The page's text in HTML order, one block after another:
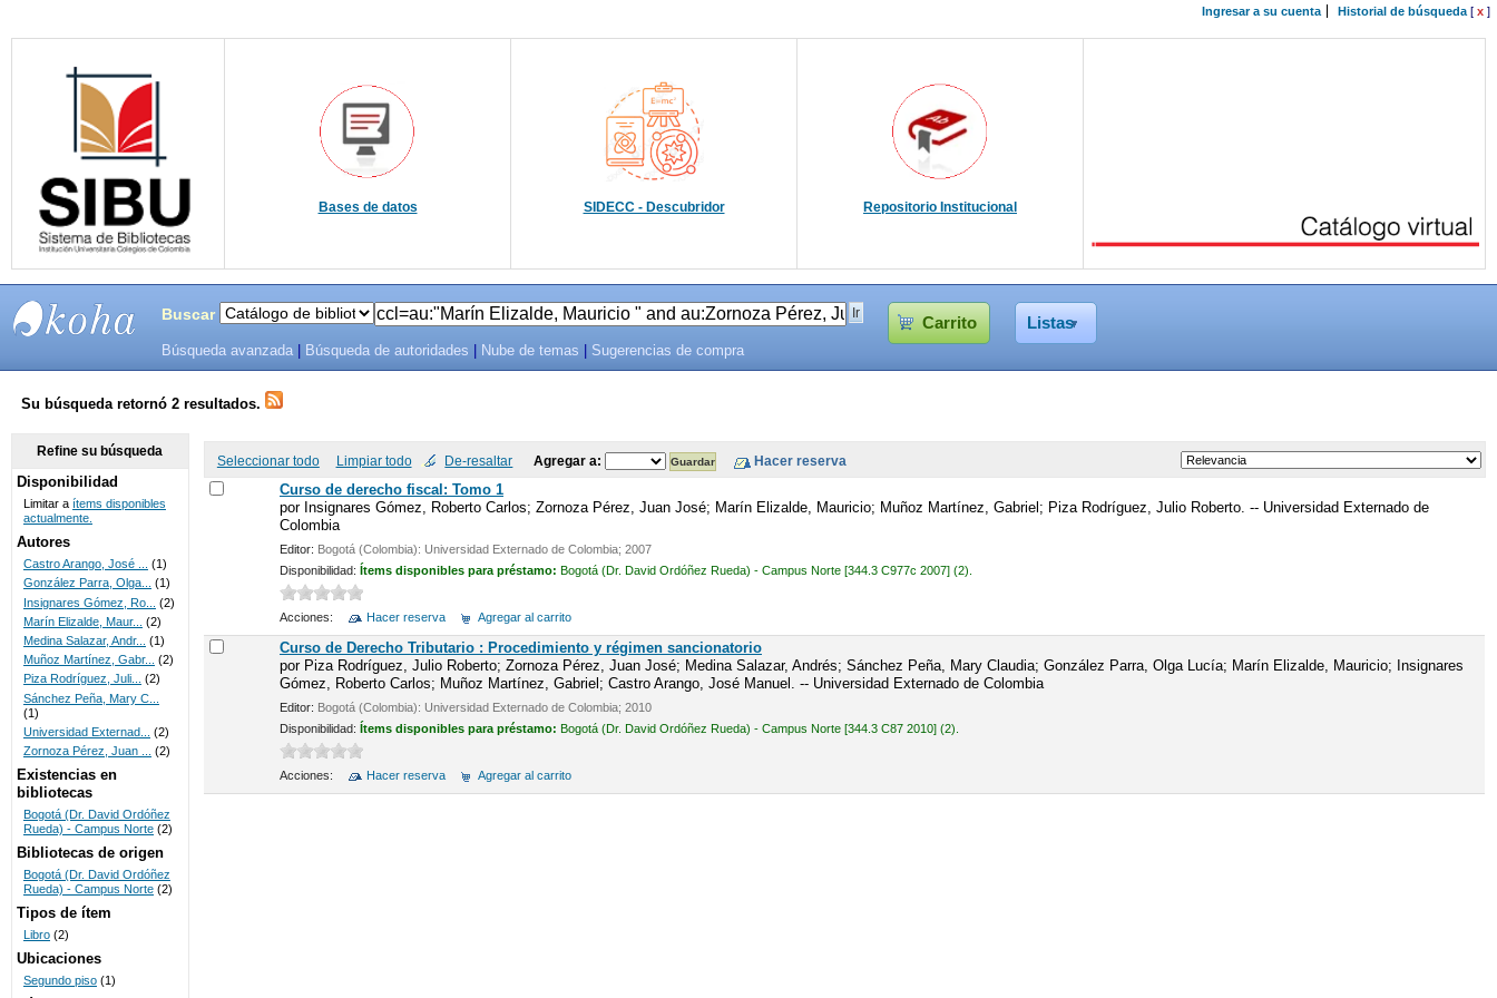
Ingresar a su cuenta Historial de búsqueda[ x ]
Bases de datos SIDECC - Descubridor Repositorio Institucional
SISTEMAS
DE
BIBLIOTECAS
UNICOC
Buscar Carrito Listas
Búsqueda avanzada Búsqueda de autoridades Nube de temas Sugerencias de compra
Su búsqueda retornó 2 resultados.
Seleccionar todo Limpiar todo De-resaltar Agregar a:
Curso de derecho fiscal: Tomo 1
por Insignares Gómez, Roberto Carlos; Zornoza Pérez, Juan José; Marín Elizalde, Mauricio; Muñoz Martínez, Gabriel; Piza Rodríguez, Julio Roberto. -- Universidad Externado de
Colombia
Editor: Bogotá (Colombia): Universidad Externado de Colombia; 2007
Disponibilidad: Ítems disponibles para préstamo: Bogotá (Dr. David Ordóñez Rueda) - Campus Norte [344.3 C977c 2007] (2).
Acciones: Hacer reserva Agregar al carrito
Curso de Derecho Tributario : Procedimiento y régimen sancionatorio
por Piza Rodríguez, Julio Roberto; Zornoza Pérez, Juan José; Medina Salazar, Andrés; Sánchez Peña, Mary Claudia; González Parra, Olga Lucía; Marín Elizalde, Mauricio; Insignares
Gómez, Roberto Carlos; Muñoz Martínez, Gabriel; Castro Arango, José Manuel. -- Universidad Externado de Colombia
Editor: Bogotá (Colombia): Universidad Externado de Colombia; 2010
Disponibilidad: Ítems disponibles para préstamo: Bogotá (Dr. David Ordóñez Rueda) - Campus Norte [344.3 C87 2010] (2).
Acciones: Hacer reserva Agregar al carrito
Refine su búsqueda
Disponibilidad
Limitar a ítems disponibles
actualmente.
Autores
Castro Arango, José ...
(1)
González Parra, Olga... (1)
Insignares Gómez, Ro...
(2)
Marín Elizalde, Maur...
(2)
Medina Salazar, Andr...
(1)
Muñoz Martínez, Gabr...
(2)
Piza Rodríguez, Juli...
(2)
Sánchez Peña, Mary C...
(1)
Universidad Externad...
(2)
Zornoza Pérez, Juan ...
(2)
Existencias en
bibliotecas
Bogotá (Dr. David Ordóñez
Rueda) - Campus Norte (2)
Bibliotecas de origen
Bogotá (Dr. David Ordóñez
Rueda) - Campus Norte (2)
Tipos de ítem
Libro (2)
Ubicaciones
Segundo piso (1)